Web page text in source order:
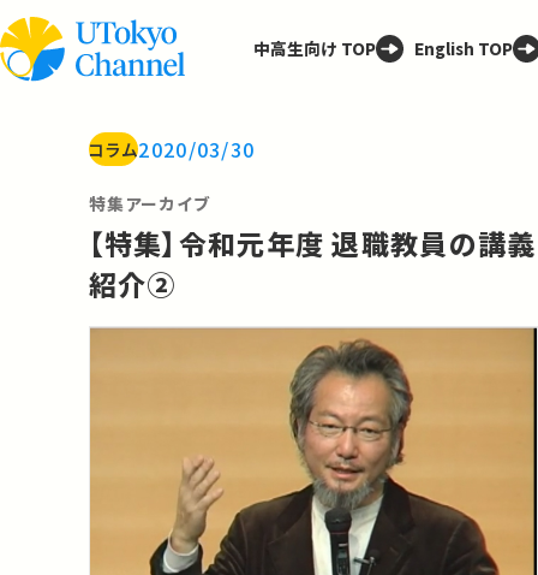
中高生向け TOP English TOP
コラム2020/03/30
特集アーカイブ
【特集】令和元年度 退職教員の講義
紹介②